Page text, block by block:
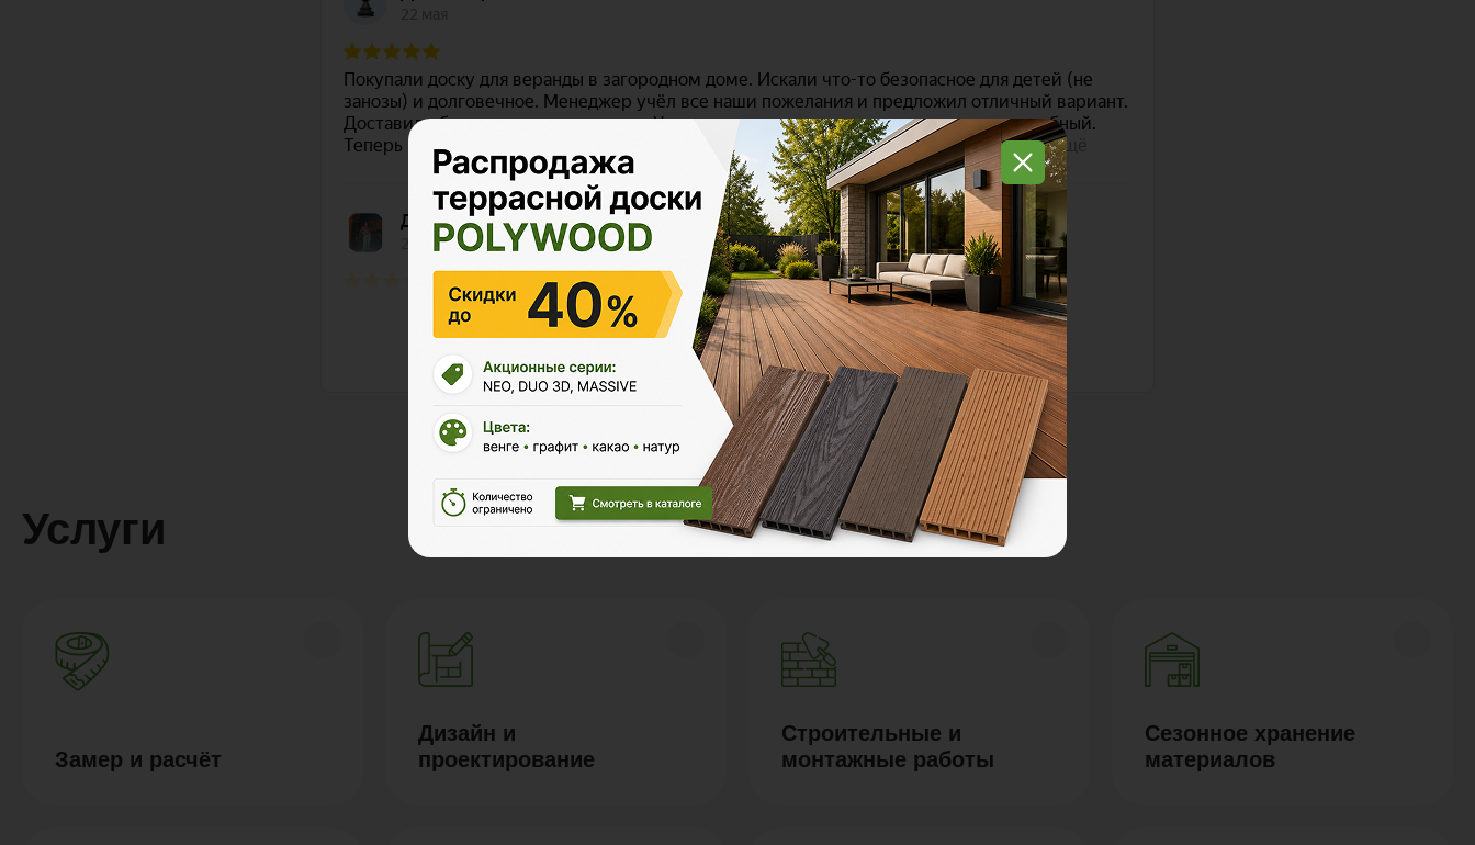
Polywood на карте Москвы — Яндекс Карты
Услуги
Замер и расчёт
Дизайн и
проектирование
Строительные и
монтажные работы
Сезонное хранение
материалов